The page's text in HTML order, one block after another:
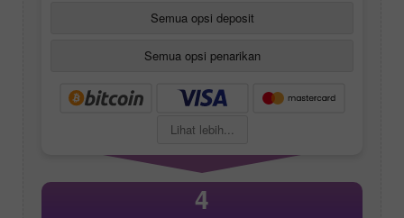
Semua opsi deposit
Semua opsi penarikan
Lihat lebih...
4